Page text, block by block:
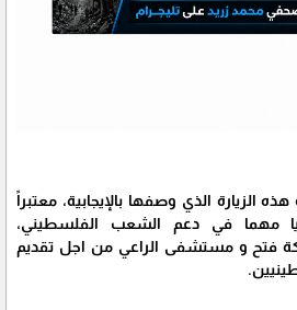
الزيارة الذي وصفها بالإيجابية، معتبراً
مهما في دعم الشعب الفلسطيني،
فتح و مستشفى الراعي من اجل تقديم